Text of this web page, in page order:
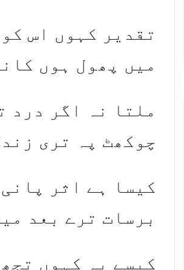
تقدیر کہوں اس
میں پھول ہوں
ملتا نہ اگر درد
چوکھٹ پہ تری
کیسا ہے اثر
برسات ترے بعد
کیسے یہ کہوں